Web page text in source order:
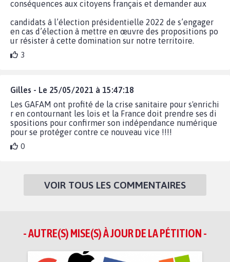
conséquences aux citoyens français et demander aux
candidats à l’élection présidentielle 2022 de s’engager
en cas d’élection à mettre en œuvre des propositions po
ur résister à cette domination sur notre territoire.
3
Gilles - Le 25/05/2021 à 15:47:18
Les GAFAM ont profité de la crise sanitaire pour s'enrichi
r en contournant les lois et la France doit prendre ses di
spositions pour confirmer son indépendance numérique
pour se protéger contre ce nouveau vice !!!!
0
VOIR TOUS LES COMMENTAIRES
- AUTRE(S) MISE(S) À JOUR DE LA PÉTITION -